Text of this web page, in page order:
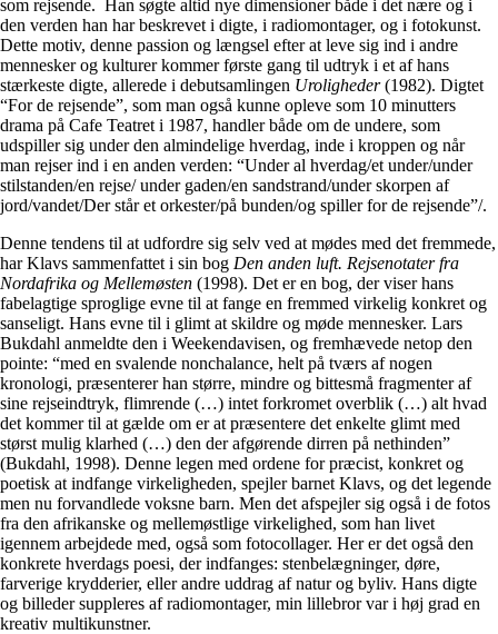
som rejsende. Han søgte altid nye dimensioner både i det nære og i
den verden han har beskrevet i digte, i radiomontager, og i fotokunst.
Dette motiv, denne passion og længsel efter at leve sig ind i andre
mennesker og kulturer kommer første gang til udtryk i et af hans
stærkeste digte, allerede i debutsamlingen Uroligheder(1982). Digtet
“For de rejsende”, som man også kunne opleve som 10 minutters
drama på Cafe Teatret i 1987, handler både om de undere, som
udspiller sig under den almindelige hverdag, inde i kroppen og når
man rejser ind i en anden verden: “Under al hverdag/et under/under
stilstanden/en rejse/ under gaden/en sandstrand/under skorpen af
jord/vandet/Der står et orkester/på bunden/og spiller for de rejsende”/.
Denne tendens til at udfordre sig selv ved at mødes med det fremmede,
har Klavs sammenfattet i sin bog Den anden luft. Rejsenotater fra
Nordafrika og Mellemøsten (1998). Det er en bog, der viser hans
fabelagtige sproglige evne til at fange en fremmed virkelig konkret og
sanseligt. Hans evne til i glimt at skildre og møde mennesker. Lars
Bukdahl anmeldte den i Weekendavisen, og fremhævede netop den
pointe: “med en svalende nonchalance, helt på tværs af nogen
kronologi, præsenterer han større, mindre og bittesmå fragmenter af
sine rejseindtryk, flimrende (…) intet forkromet overblik (…) alt hvad
det kommer til at gælde om er at præsentere det enkelte glimt med
størst mulig klarhed (…) den der afgørende dirren på nethinden”
(Bukdahl, 1998). Denne legen med ordene for præcist, konkret og
poetisk at indfange virkeligheden, spejler barnet Klavs, og det legende
men nu forvandlede voksne barn. Men det afspejler sig også i de fotos
fra den afrikanske og mellemøstlige virkelighed, som han livet
igennem arbejdede med, også som fotocollager. Her er det også den
konkrete hverdags poesi, der indfanges: stenbelægninger, døre,
farverige krydderier, eller andre uddrag af natur og byliv. Hans digte
og billeder suppleres af radiomontager, min lillebror var i høj grad en
kreativ multikunstner.